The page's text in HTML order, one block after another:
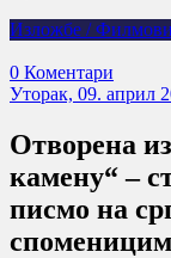
Изложбе / Филмови
0 Коментари
Уторак, 09. април
Отворена
камену“ –
писмо на